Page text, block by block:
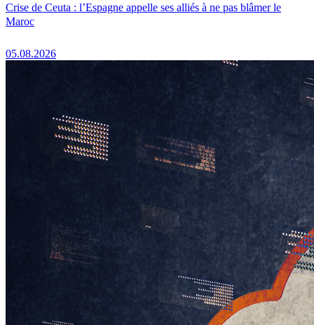
Crise de Ceuta : l’Espagne appelle ses alliés à ne pas blâmer le
Maroc
05.08.2026